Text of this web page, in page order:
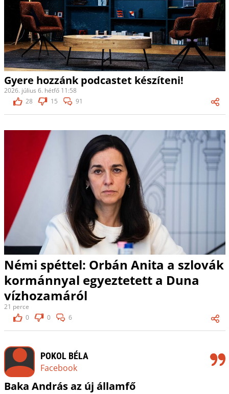
Gyere hozzánk podcastet készíteni!
2026. július 6. hétfő 11:58
28
15 91
Némi spéttel: Orbán Anita a szlovák
kormánnyal egyeztetett a Duna
vízhozamáról
21 perce
0
0 6
POKOL BÉLA
Facebook
Baka András az új államfő